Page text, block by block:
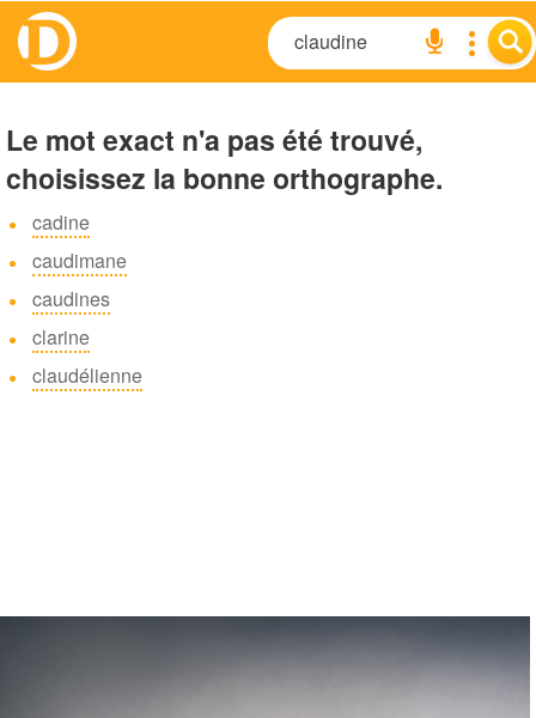
Le mot exact n'a pas été trouvé,
choisissez la bonne orthographe.
cadine
caudimane
caudines
clarine
claudélienne